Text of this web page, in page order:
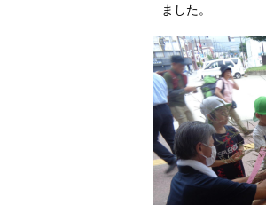
ました。